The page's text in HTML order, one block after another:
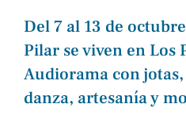
Del 7 al 13 de
Pilar se viven en Los
Audiorama con
danza, artesanía y